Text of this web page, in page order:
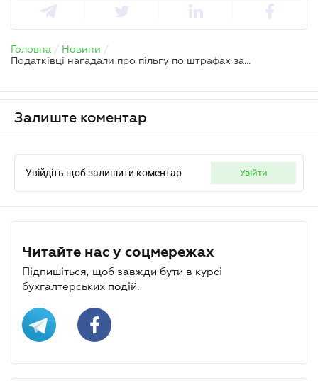
Головна / Новини /
Податківці нагадали про пільгу по штрафах за виправлення помилок у формі № 1ДФ
Залиште коментар
Увійдіть щоб залишити коментар увійти
Читайте нас у соцмережах
Підпишіться, щоб завжди бути в курсі
бухгалтерських подій.